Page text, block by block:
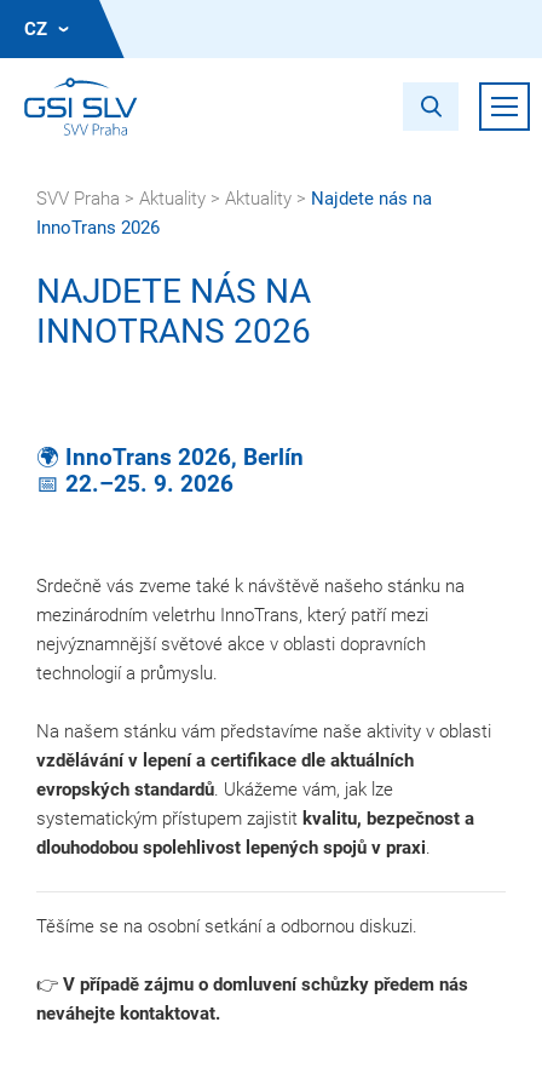
CZ
SVV Praha > Aktuality > Aktuality > Najdete nás na
InnoTrans 2026
NAJDETE NÁS NA
INNOTRANS 2026
🌍 InnoTrans 2026, Berlín
📅 22.–25. 9. 2026
Srdečně vás zveme také k návštěvě našeho stánku na
mezinárodním veletrhu InnoTrans, který patří mezi
nejvýznamnější světové akce v oblasti dopravních
technologií a průmyslu.
Na našem stánku vám představíme naše aktivity v oblasti
vzdělávání v lepení a certifikace dle aktuálních
evropských standardů . Ukážeme vám, jak lze
systematickým přístupem zajistit kvalitu, bezpečnost a
dlouhodobou spolehlivost lepených spojů v praxi
Těšíme se na osobní setkání a odbornou diskuzi.
👉 V případě zájmu o domluvení schůzky předem nás
neváhejte kontaktovat.